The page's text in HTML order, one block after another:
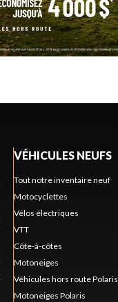
VÉHICULES NEUFS
Tout notre inventaire neuf
Motocyclettes
Vélos électriques
VTT
Côte-à-côtes
Motoneiges
Véhicules hors route Polaris
Motoneiges Polaris